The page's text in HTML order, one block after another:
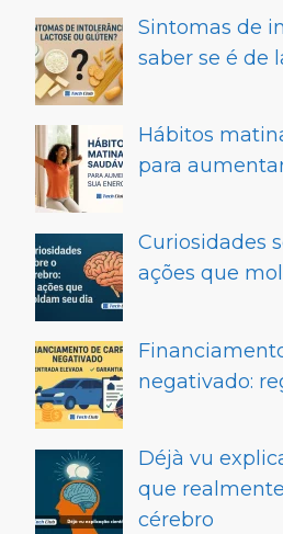
Sintomas de
saber se é de
Hábitos
para
Curiosidades
ações que
negativado:
Déjà vu
que
cérebro